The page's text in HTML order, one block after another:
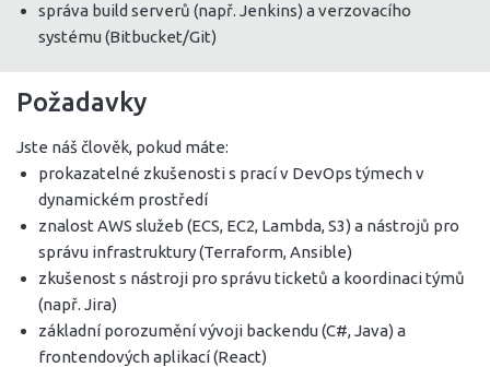
správa build serverů (např. Jenkins) a verzovacího
systému (Bitbucket/Git)
Požadavky
Jste náš člověk, pokud máte:
prokazatelné zkušenosti s prací v DevOps týmech v
dynamickém prostředí
znalost AWS služeb (ECS, EC2, Lambda, S3) a nástrojů pro
správu infrastruktury (Terraform, Ansible)
zkušenost s nástroji pro správu ticketů a koordinaci týmů
(např. Jira)
základní porozumění vývoji backendu (C#, Java) a
frontendových aplikací (React)